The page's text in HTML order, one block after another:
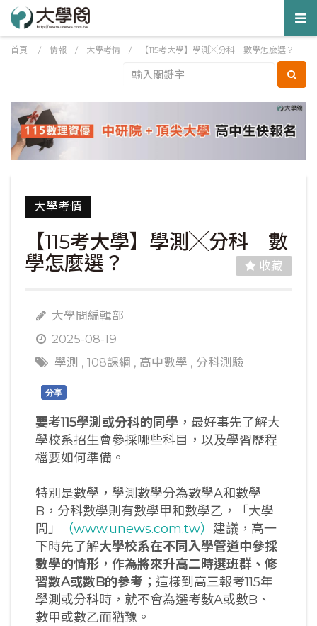
首頁 / 情報 / 大學考情 / 【115考大學】學測╳分科 數學怎麼選？
大學考情
【115考大學】學測╳分科 數
學怎麼選？
收藏
大學問編輯部
2025-08-19
學測 , 108課綱 , 高中數學 , 分科測驗
分享
要考115學測或分科的同學 ，最好事先了解大
學校系招生會參採哪些科目，以及學習歷程
檔要如何準備。
特別是數學，學測數學分為數學A和數學
B，分科數學則有數學甲和數學乙，「大學
問」
（www.unews.com.tw） 建議，高一
下時先了解大學校系在不同入學管道中參採
數學的情形 ， 作為將來升高二時選班群、修
習數A或數B的參考 ；這樣到高三報考115年
學測或分科時，就不會為選考數A或數B、
數甲或數乙而猶豫。